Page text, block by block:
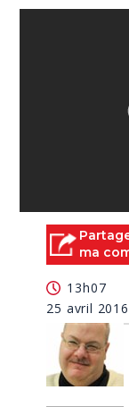
ma
13h07
25 avril 2016